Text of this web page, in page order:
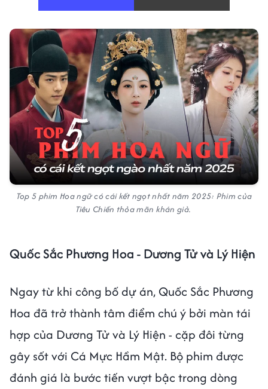
Top 5 phim Hoa ngữ có cái kết ngọt nhất năm 2025: Phim của
Tiêu Chiến thỏa mãn khán giả.
Quốc Sắc Phương Hoa - Dương Tử và Lý Hiện
Ngay từ khi công bố dự án, Quốc Sắc Phương
Hoa đã trở thành tâm điểm chú ý bởi màn tái
hợp của Dương Tử và Lý Hiện - cặp đôi từng
gây sốt với Cá Mực Hầm Mật. Bộ phim được
đánh giá là bước tiến vượt bậc trong dòng